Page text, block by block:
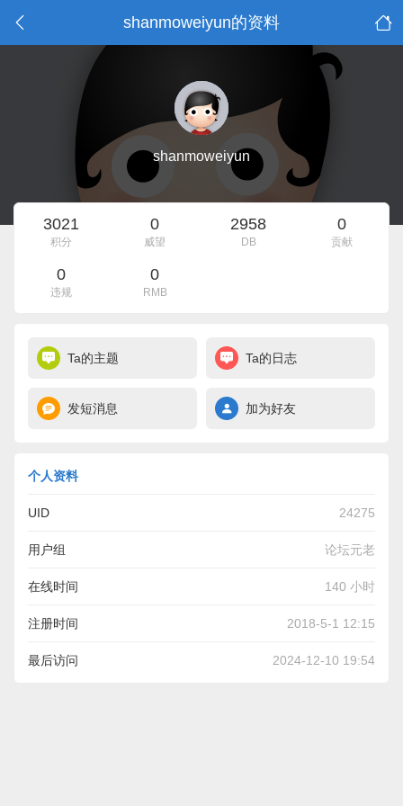
shanmoweiyun的资料
shanmoweiyun
3021
积分
0
威望
2958
DB
0
贡献
0
违规
0
RMB
Ta的主题 Ta的日志
发短消息 加为好友
个人资料
UID 24275
用户组 论坛元老
在线时间 140 小时
注册时间 2018-5-1 12:15
最后访问 2024-12-10 19:54